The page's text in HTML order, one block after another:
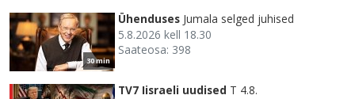
30 min
Ühenduses Jumala selged juhised
5.8.2026 kell 18.30
Saateosa: 398
TV7 Iisraeli uudised T 4.8.